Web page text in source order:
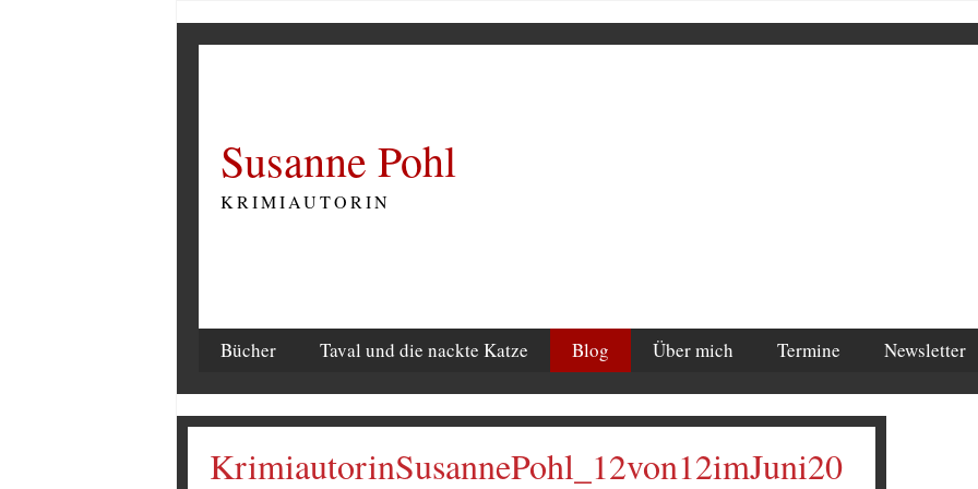
Susanne Pohl
KRIMIAUTORIN
Bücher Taval und die nackte Katze Blog Über mich Termine Newsletter
KrimiautorinSusannePohl_12von12imJuni20